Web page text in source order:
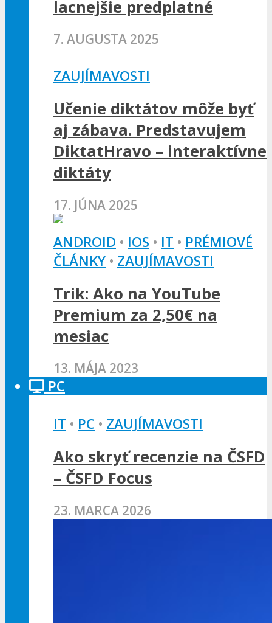
lacnejšie predplatné
7. AUGUSTA 2025
ZAUJÍMAVOSTI
Učenie diktátov môže byť
aj zábava. Predstavujem
DiktatHravo – interaktívne
diktáty
17. JÚNA 2025
ANDROID • IOS • IT • PRÉMIOVÉ
ČLÁNKY • ZAUJÍMAVOSTI
Trik: Ako na YouTube
Premium za 2,50€ na
mesiac
13. MÁJA 2023
PC
IT • PC • ZAUJÍMAVOSTI
Ako skryť recenzie na ČSFD
– ČSFD Focus
23. MARCA 2026